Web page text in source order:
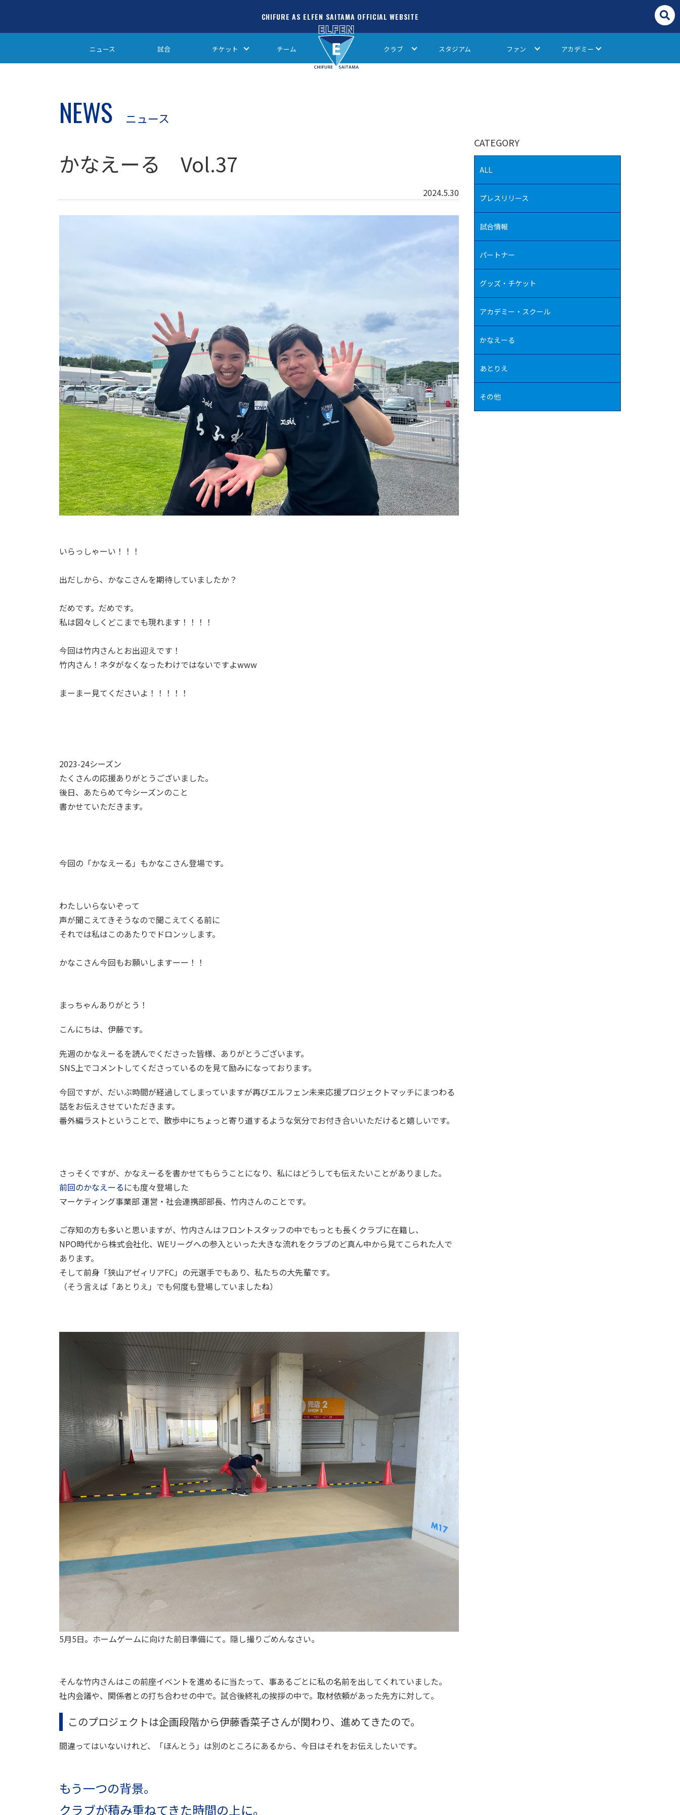
CHIFURE AS ELFEN SAITAMA OFFICIAL WEBSITE
ニュース 試合 チケット チーム クラブ スタジアム ファン アカデミー
NEWS ニュース
かなえーる Vol.37
2024.5.30
いらっしゃーい！！！
出だしから、かなこさんを期待していましたか？
だめです。だめです。
私は図々しくどこまでも現れます！！！！
今回は竹内さんとお出迎えです！
竹内さん！ネタがなくなったわけではないですよwww
まーまー見てくださいよ！！！！！
2023-24シーズン
たくさんの応援ありがとうございました。
後日、あたらめて今シーズンのこと
書かせていただきます。
今回の「かなえーる」もかなこさん登場です。
わたしいらないぞって
声が聞こえてきそうなので聞こえてくる前に
それでは私はこのあたりでドロンッします。
かなこさん今回もお願いしますーー！！
まっちゃんありがとう！
こんにちは、伊藤です。
先週のかなえーるを読んでくださった皆様、ありがとうございます。
SNS上でコメントしてくださっているのを見て励みになっております。
今回ですが、だいぶ時間が経過してしまっていますが再びエルフェン未来応援プロジェクトマッチにまつわる
話をお伝えさせていただきます。
番外編ラストということで、散歩中にちょっと寄り道するような気分でお付き合いいただけると嬉しいです。
さっそくですが、かなえーるを書かせてもらうことになり、私にはどうしても伝えたいことがありました。
前回のかなえーるにも度々登場した
マーケティング事業部運営・社会連携部部長、竹内さんのことです。
ご存知の方も多いと思いますが、竹内さんはフロントスタッフの中でもっとも長くクラブに在籍し、
NPO時代から株式会社化、 WEリーグへの参入といった大きな流れをクラブのど真ん中から見てこられた人で
あります。
そして前身「狭山アゼィリアFC 」の元選手でもあり、私たちの大先輩です。
（そう言えば「あとりえ」でも何度も登場していましたね）
5月5日。ホームゲームに向けた前日準備にて。隠し撮りごめんなさい。
そんな竹内さんはこの前座イベントを進めるに当たって、事あるごとに私の名前を出してくれていました。
社内会議や、関係者との打ち合わせの中で。試合後終礼の挨拶の中で。取材依頼があった先方に対して。
このプロジェクトは企画段階から伊藤香菜子さんが関わり、進めてきたので。
間違ってはいないけれど、「ほんとう」は別のところにあるから、今日はそれをお伝えしたいです。
もう一つの背景。
クラブが積み重ねてきた時間の上に。
CATEGORY
ALL
プレスリリース
試合情報
パートナー
グッズ・チケット
アカデミー・スクール
かなえーる
あとりえ
その他